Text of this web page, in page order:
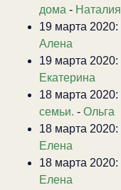
дома - Наталия
19 марта 2020:
Алена
19 марта 2020:
Екатерина
18 марта 2020:
семьи. - Ольга
18 марта 2020:
Елена
18 марта 2020:
Елена